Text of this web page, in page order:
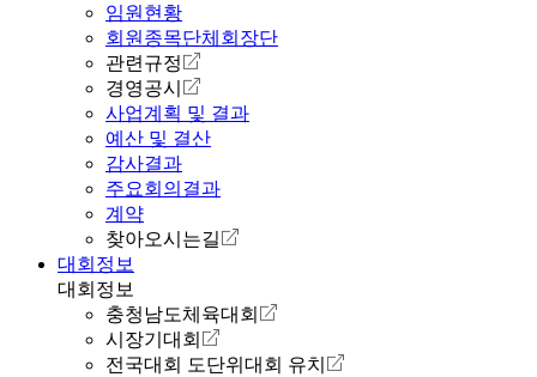
임원현황
회원종목단체회장단
관련규정
경영공시
사업계획 및 결과
예산 및 결산
감사결과
주요회의결과
계약
찾아오시는길
대회정보
대회정보
충청남도체육대회
시장기대회
전국대회 도단위대회 유치